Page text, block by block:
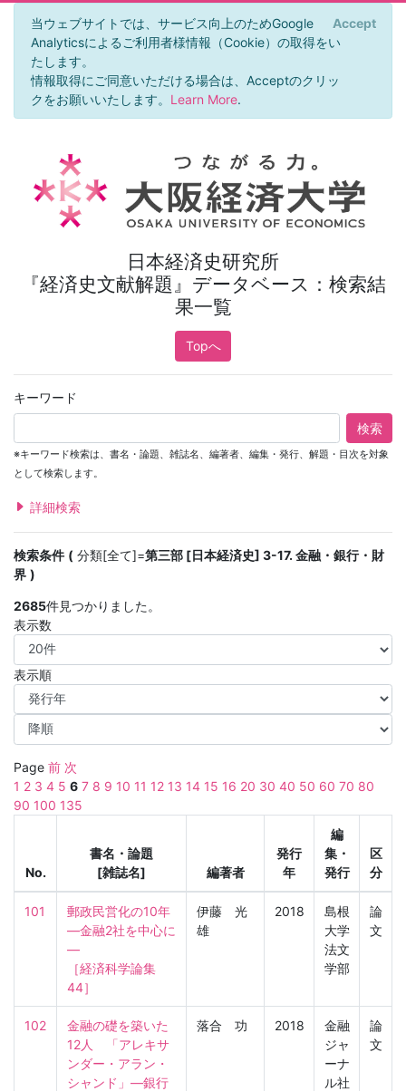
当ウェブサイトでは、サービス向上のためGoogle
Analyticsによるご利用者様情報（Cookie）の取得をい
たします。
情報取得にご同意いただける場合は、Acceptのクリッ
クをお願いいたします。 Learn More.
Accept
日本経済史研究所
『経済史文献解題』データベース：検索結
果一覧
Topへ
キーワード
検索
※キーワード検索は、書名・論題、雑誌名、編著者、編集・発行、解題・目次を対象
として検索します。
詳細検索
検索条件 分類[全て]=第三部 [日本経済史] 3-17. 金融・銀行・財
界
2685件見つかりました。
表示数
表示順
Page 前 次
1 2 3 4 5 6 7 8 9 10 11 12 13 14 15 16 20 30 40 50 60 70 80
90 100 135
No.
書名・論題
[雑誌名]
編著者
発行
年
編
集・
発行
区
分
101
郵政民営化の10年
―金融2社を中心に
―
［経済科学論集
44］
伊藤 光
雄
2018
島根
大学
法文
学部
論
文
102
金融の礎を築いた
12人　「アレキサ
ンダー・アラン・
シャンド」―銀行
落合 功 2018
金融
ジャ
ーナ
ル社
論
文
×